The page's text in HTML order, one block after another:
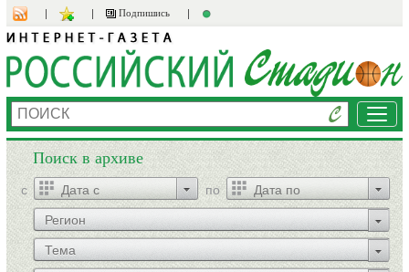
Подпишись
Поиск в архиве
c по
Регион
Тема